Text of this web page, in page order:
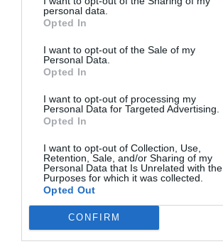
personal data.
Opted In
I want to opt-out of the Sale of my
Personal Data.
Opted In
I want to opt-out of processing my
Personal Data for Targeted Advertising.
Opted In
I want to opt-out of Collection, Use,
Retention, Sale, and/or Sharing of my
Personal Data that Is Unrelated with the
Purposes for which it was collected.
Opted Out
CONFIRM